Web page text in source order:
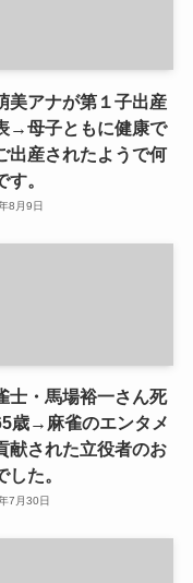
美アナが第１子出産
→母子ともに健康で
出産されたようで何
す。
8月9日
士・馬場裕一さん死
→麻雀のエンタメ
献された立役者のお
した。
7月30日